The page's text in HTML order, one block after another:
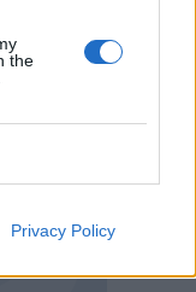
the
Privacy Policy
(Getty)